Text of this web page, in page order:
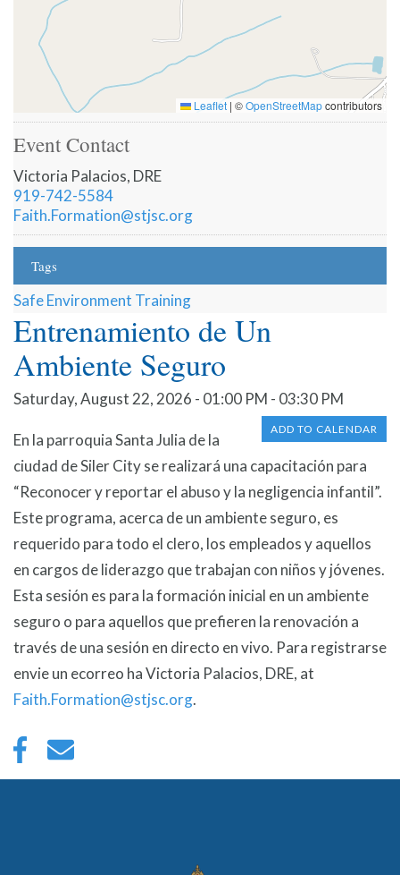
Leaflet | ©OpenStreetMapcontributors
Event Contact
Victoria Palacios, DRE
919-742-5584
Faith.Formation@stjsc.org
Tags
Safe Environment Training
Entrenamiento de Un
Ambiente Seguro
Saturday, August 22, 2026 - 01:00 PM - 03:30 PM
ADD TO CALENDAR
En la parroquia Santa Julia de la
ciudad de Siler City se realizará una capacitación para
“Reconocer y reportar el abuso y la negligencia infantil”.
Este programa, acerca de un ambiente seguro, es
requerido para todo el clero, los empleados y aquellos
en cargos de liderazgo que trabajan con niños y jóvenes.
Esta sesión es para la formación inicial en un ambiente
seguro o para aquellos que prefieren la renovación a
través de una sesión en directo en vivo. Para registrarse
envie un ecorreo ha Victoria Palacios, DRE, at
Faith.Formation@stjsc.org.